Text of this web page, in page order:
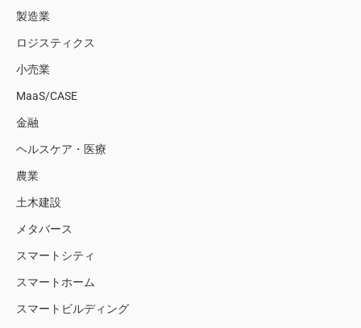
製造業
ロジスティクス
小売業
MaaS/CASE
金融
ヘルスケア・医療
農業
土木建設
メタバース
スマートシティ
スマートホーム
スマートビルディング